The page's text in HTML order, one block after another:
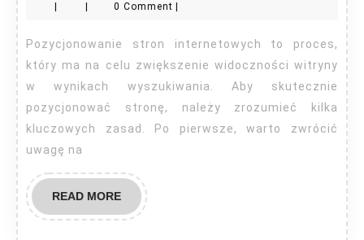
się
0 Comment
Pozycjonowanie stron internetowych to proces,
który ma na celu zwiększenie widoczności witryny
w wynikach wyszukiwania. Aby skutecznie
pozycjonować stronę, należy zrozumieć kilka
kluczowych zasad. Po pierwsze, warto zwrócić
uwagę na
READ MOREREAD
MORE